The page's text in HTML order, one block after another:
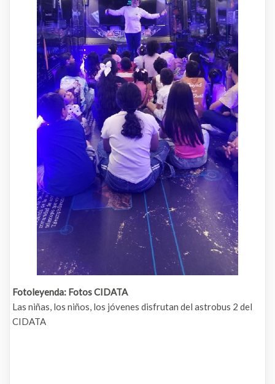
Fotoleyenda: Fotos CIDATA
Las niñas, los niños, los jóvenes disfrutan del astrobus 2 del
CIDATA